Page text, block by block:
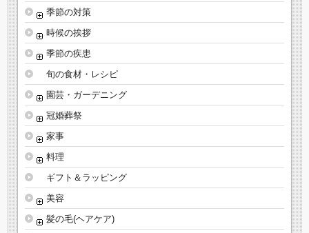
季節の対策
時候の挨拶
季節の疾患
旬の食材・レシピ
園芸・ガーデニング
冠婚葬祭
家事
料理
ギフト＆ラッピング
美容
髪の毛(ヘアケア)